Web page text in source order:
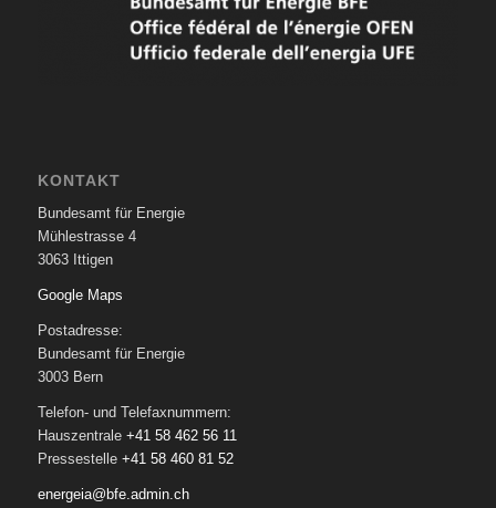
KONTAKT
Bundesamt für Energie
Mühlestrasse 4
3063 Ittigen
Google Maps
Postadresse:
Bundesamt für Energie
3003 Bern
Telefon- und Telefaxnummern:
Hauszentrale +41 58 462 56 11
Pressestelle +41 58 460 81 52
energeia@bfe.admin.ch